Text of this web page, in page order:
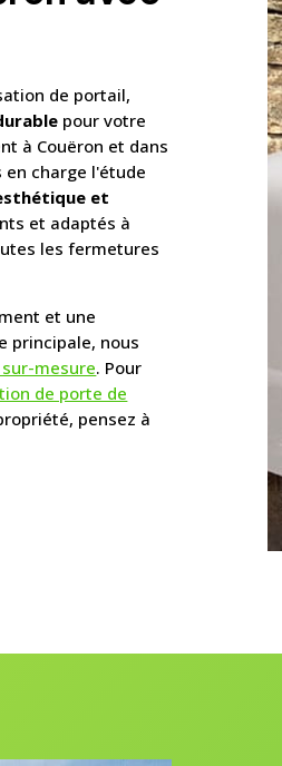
de portail,
pour votre
à Couëron et dans
en charge l'étude
et
et adaptés à
les fermetures
et une
principale, nous
mesure. Pour
de porte de
pensez à